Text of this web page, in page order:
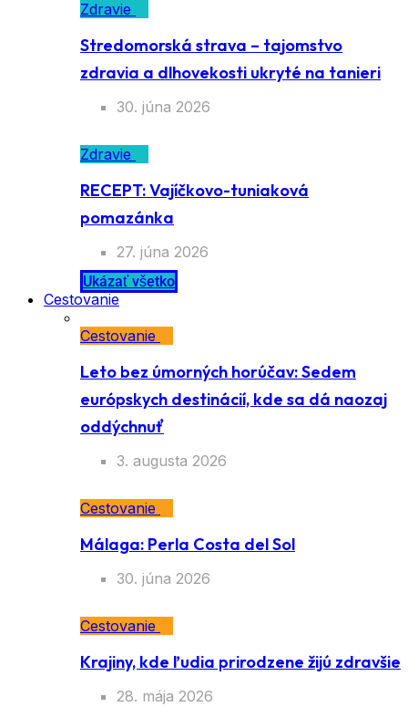
Zdravie
Stredomorská strava – tajomstvo
zdravia a dlhovekosti ukryté na tanieri
30. júna 2026
Zdravie
RECEPT: Vajíčkovo-tuniaková
pomazánka
27. júna 2026
Ukázať všetko
Cestovanie
Cestovanie
Leto bez úmorných horúčav: Sedem
európskych destinácií, kde sa dá naozaj
oddýchnuť
3. augusta 2026
Cestovanie
Málaga: Perla Costa del Sol
30. júna 2026
Cestovanie
Krajiny, kde ľudia prirodzene žijú zdravšie
28. mája 2026